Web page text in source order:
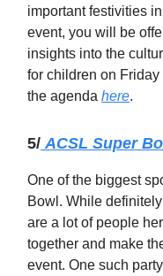
important festivities
event, you will be
insights into the
for children on
the agenda here.
5/ ACSL Super
One of the biggest
Bowl. While
are a lot of people
together and make
event. One such